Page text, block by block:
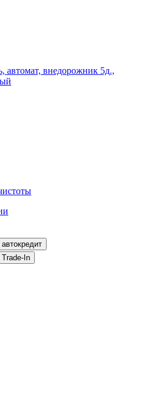
автомат, внедорожник 5д.,
на автокредит
на Trade-In